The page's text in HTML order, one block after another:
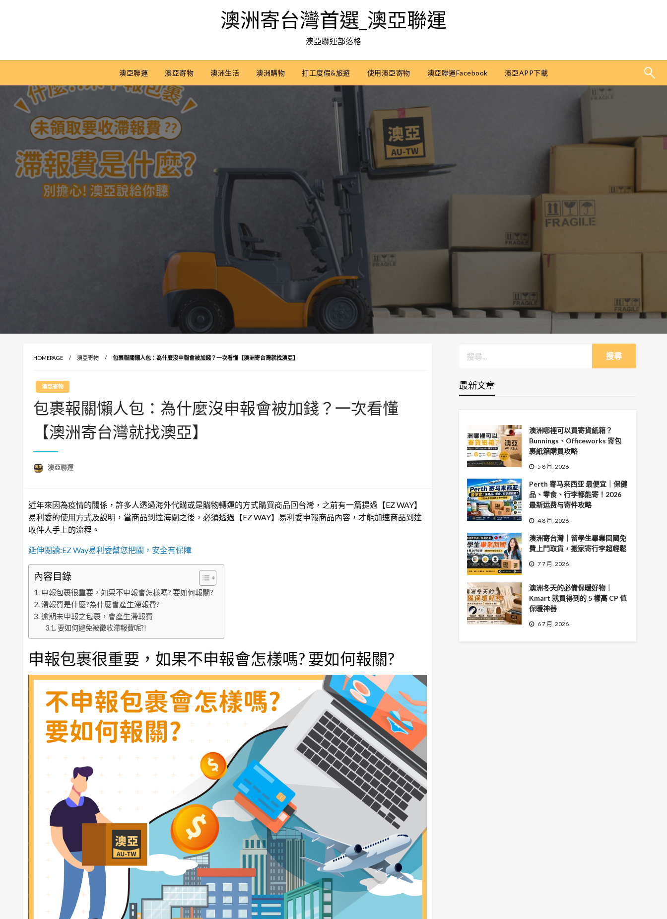
澳洲寄台灣首選_澳亞聯運
澳亞聯運部落格
澳亞聯運 澳亞寄物 澳洲生活 澳洲購物 打工度假&旅遊 使用澳亞寄物 澳亞聯運Facebook 澳亞APP下載
最新文章
澳洲哪裡可以買寄貨紙箱？
Bunnings、Officeworks 寄包
裹紙箱購買攻略
5 8 月, 2026
Perth 寄马来西亚 最便宜｜保健
品、零食、行李都能寄！2026
最新运费与寄件攻略
4 8 月, 2026
澳洲寄台灣｜留學生畢業回國免
費上門取貨，搬家寄行李超輕鬆
7 7 月, 2026
澳洲冬天的必備保暖好物｜
Kmart 就買得到的 5 樣高 CP 值
保暖神器
6 7 月, 2026
HOMEPAGE 澳亞寄物 包裹報關懶人包：為什麼沒申報會被加錢？一次看懂【澳洲寄台灣就找澳亞】
澳亞寄物
包裹報關懶人包：為什麼沒申報會被加錢？一次看懂
【澳洲寄台灣就找澳亞】
澳亞聯運
近年來因為疫情的關係，許多人透過海外代購或是購物轉運的方式購買商品回台灣，之前有一篇提過【EZ WAY】
易利委的使用方式及說明，當商品到達海關之後，必須透過【EZ WAY】易利委申報商品內容，才能加速商品到達
收件人手上的流程。
延伸閱讀:EZ Way易利委幫您把關，安全有保障
內容目錄
申報包裹很重要，如果不申報會怎樣嗎? 要如何報關?
滯報費是什麼?為什麼會產生滯報費?
逾期未申報之包裹，會產生滯報費
要如何避免被徵收滯報費呢?!
申報包裹很重要，如果不申報會怎樣嗎? 要如何報關?